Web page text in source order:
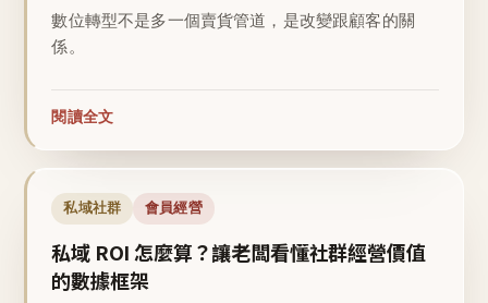
數位轉型不是多一個賣貨管道，是改變跟顧客的關
係。
閱讀全文
私域社群 會員經營
私域 ROI 怎麼算？讓老闆看懂社群經營價值
的數據框架